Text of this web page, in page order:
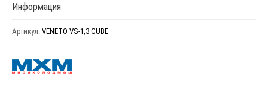
Информация
Артикул: VENETO VS-1,3 CUBE